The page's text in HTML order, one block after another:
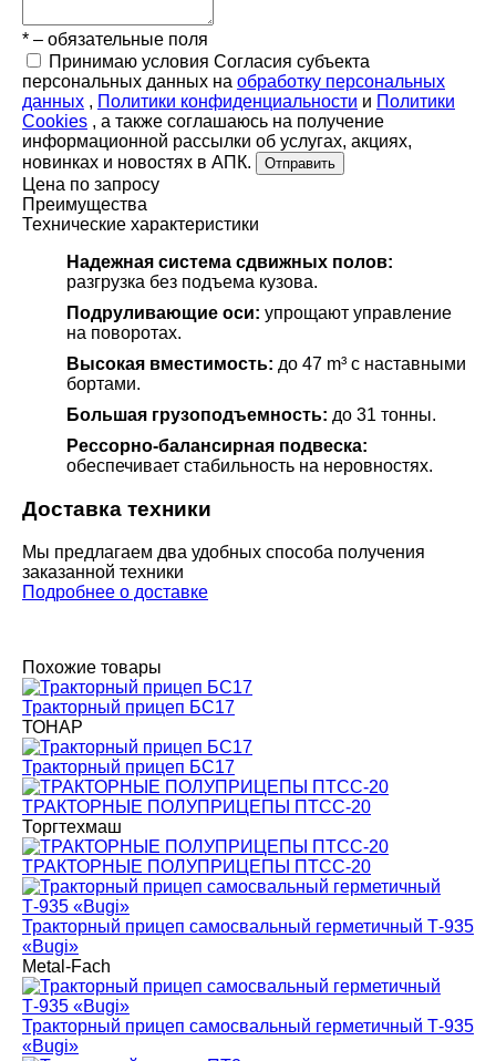
* – обязательные поля
Принимаю условия Согласия субъекта
персональных данных на обработку персональных
данных , Политики конфиденциальности и Политики
Cookies , а также соглашаюсь на получение
информационной рассылки об услугах, акциях,
новинках и новостях в АПК.
Отправить
Цена по запросу
Преимущества
Технические характеристики
Надежная система сдвижных полов:
разгрузка без подъема кузова.
Подруливающие оси: упрощают управление
на поворотах.
Высокая вместимость: до 47 m³ с наставными
бортами.
Большая грузоподъемность: до 31 тонны.
Рессорно-балансирная подвеска:
обеспечивает стабильность на неровностях.
Доставка техники
Мы предлагаем два удобных способа получения
заказанной техники
Подробнее о доставке
Похожие товары
Тракторный прицеп БС17
ТОНАР
Тракторный прицеп БС17
ТРАКТОРНЫЕ ПОЛУПРИЦЕПЫ ПТСС-20
Торгтехмаш
ТРАКТОРНЫЕ ПОЛУПРИЦЕПЫ ПТСС-20
Тракторный прицеп самосвальный герметичный Т-935
«Bugi»
Metal-Fach
Тракторный прицеп самосвальный герметичный Т-935
«Bugi»